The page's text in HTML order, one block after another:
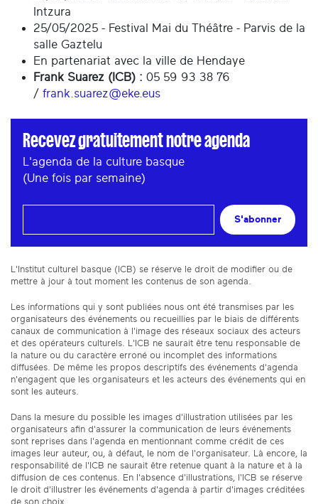
Intzura
25/05/2025 - Festival Mai du Théâtre - Parvis de la
salle Gaztelu
En partenariat avec la ville de Hendaye
Frank Suarez (ICB) : 05 59 93 38 76
/ frank.suarez@eke.eus
Recevez gratuitement notre agenda
L'agenda de la culture basque
(Une fois par semaine)
S'abonner
L'Institut culturel basque (ICB) se réserve le droit de modifier ou de
mettre à jour à tout moment les contenus de son agenda.
Les informations qui y sont publiées nous ont été transmises par les
organisateurs des événements ou recueillies par le biais de différents
canaux de communication à l'image des réseaux sociaux des acteurs
et des opérateurs culturels. L'ICB ne saurait être tenu responsable de
la nature ou du caractère erroné ou incomplet des informations
diffusées. De même les propos descriptifs des événements d'agenda
n'engagent que les organisateurs et les acteurs des événements qui en
sont les auteurs.
Dans la mesure du possible les images d'illustration utilisées par les
organisateurs afin d'assurer la communication de leurs événements
sont reprises dans l'agenda en mentionnant comme crédit de ces
images leur auteur, ou, à défaut, le nom de l'organisateur. Là encore, la
responsabilité de l'ICB ne saurait être retenue quant à la nature et à la
diffusion de ces contenus. En l'absence d'illustrations, l'ICB se réserve
le droit d'illustrer les événements d'agenda à partir d'images créditées